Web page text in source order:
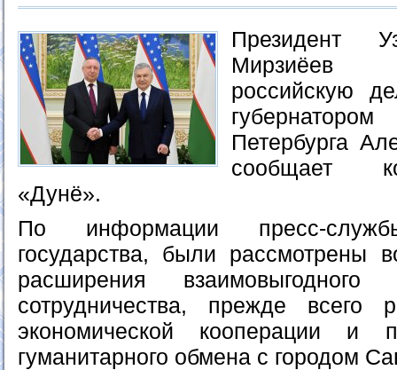
Президент
Мирзиёев
российскую
Петербурга
сообщает
«Дунё».
По информации пресс-
государства, были рассмотрены
расширения взаимовыгодного
сотрудничества, прежде всего
экономической кооперации и
гуманитарного обмена с городом